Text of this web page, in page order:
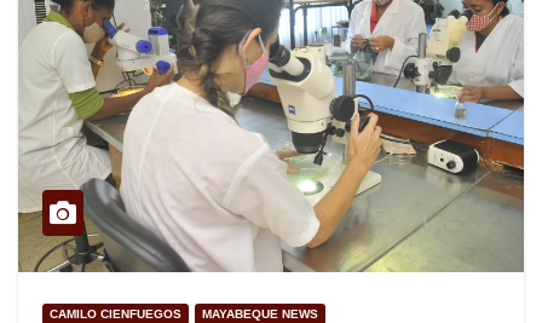
CAMILO CIENFUEGOS MAYABEQUE NEWS